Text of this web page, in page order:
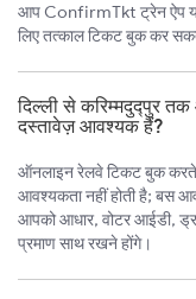
आप ConfirmTkt ट्रेन ऐप या
लिए तत्काल टिकट बुक कर
दिल्ली से करिम्मदुद्पुर
दस्तावेज़ आवश्यक हैं?
ऑनलाइन रेलवे टिकट बुक करते
आवश्यकता नहीं होती है; बस
आपको आधार, वोटर आईडी,
प्रमाण साथ रखने होंगे।